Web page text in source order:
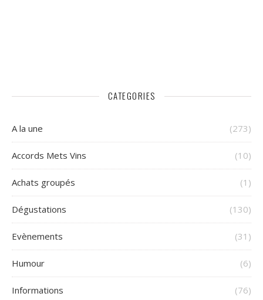
CATEGORIES
A la une (273)
Accords Mets Vins (10)
Achats groupés (1)
Dégustations (130)
Evènements (31)
Humour (6)
Informations (76)